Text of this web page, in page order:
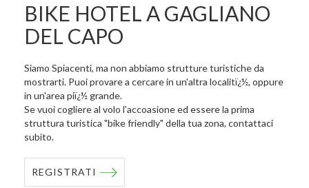
BIKE HOTEL A GAGLIANO
DEL CAPO
Siamo Spiacenti, ma non abbiamo strutture turistiche da
mostrarti. Puoi provare a cercare in un'altra localitï¿½, oppure
in un'area piï¿½ grande.
Se vuoi cogliere al volo l'accoasione ed essere la prima
struttura turistica "bike friendly" della tua zona, contattaci
subito.
REGISTRATI